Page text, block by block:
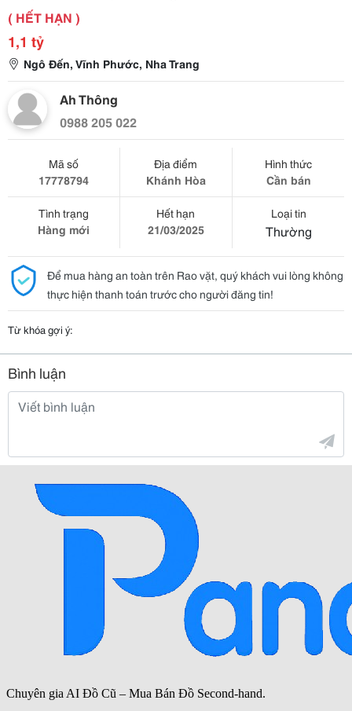
( HẾT HẠN )
1,1 tỷ
Ngô Đến, Vĩnh Phước, Nha Trang
Ah Thông
0988 205 022
Mã số
17778794
Địa điểm
Khánh Hòa
Hình thức
Cần bán
Tình trạng
Hàng mới
Hết hạn
21/03/2025
Loại tin
Thường
Để mua hàng an toàn trên Rao vặt, quý khách vui lòng không
thực hiện thanh toán trước cho người đăng tin!
Từ khóa gợi ý:
Bình luận